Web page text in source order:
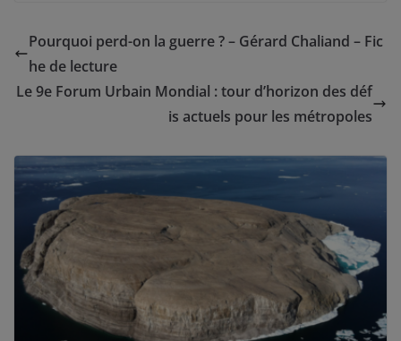
Pourquoi perd-on la guerre ? – Gérard Chaliand – Fic
he de lecture
Le 9e Forum Urbain Mondial : tour d’horizon des déf
is actuels pour les métropoles